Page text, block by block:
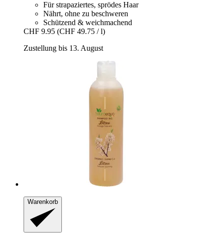
Für strapaziertes, sprödes Haar
Nährt, ohne zu beschweren
Schützend & weichmachend
CHF 9.95 (CHF 49.75 / l)
Zustellung bis 13. August
Warenkorb